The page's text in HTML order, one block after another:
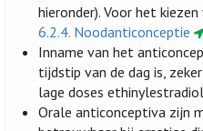
hieronder). Voor het
6.2.4. Noodanticonceptie
Inname van het
tijdstip van de dag is,
lage doses
Orale anticonceptiva zijn